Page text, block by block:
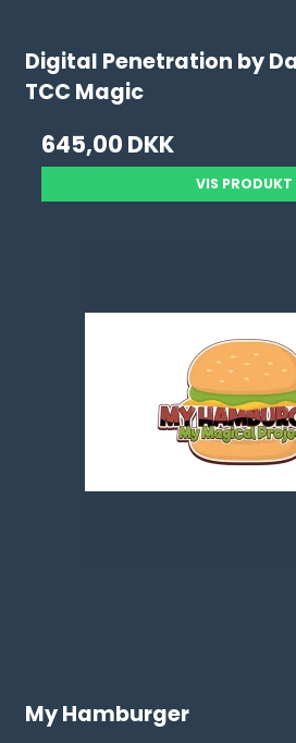
Digital Penetration by
TCC Magic
645,00 DKK
VIS PRODUKT
My Hamburger